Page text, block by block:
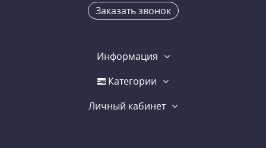
Заказать звонок
Информация
Категории
Личный кабинет